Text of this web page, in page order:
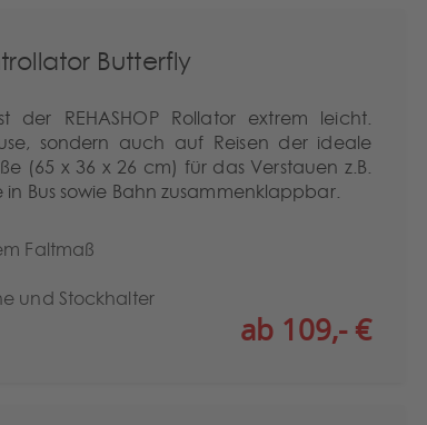
Butterfly
REHASHOP Rollator extrem leicht.
sondern auch auf Reisen der ideale
(65 x 36 x 26 cm) für das Verstauen z.B.
Bus sowie Bahn zusammenklappbar.
Faltmaß
und Stockhalter
ab 109,- €